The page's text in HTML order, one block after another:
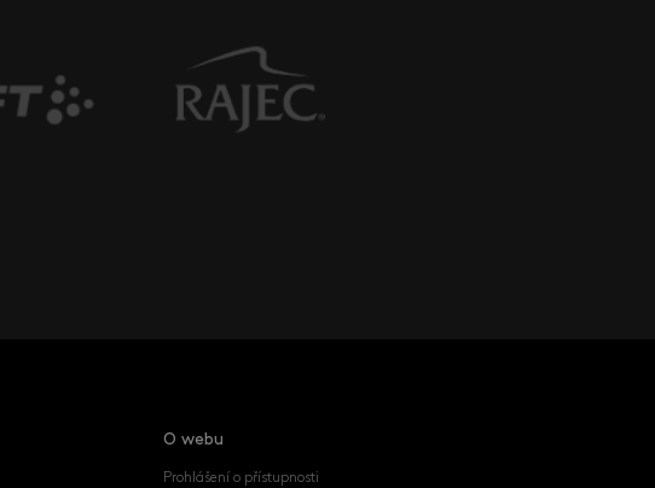
O webu
Prohlášení o přístupnosti